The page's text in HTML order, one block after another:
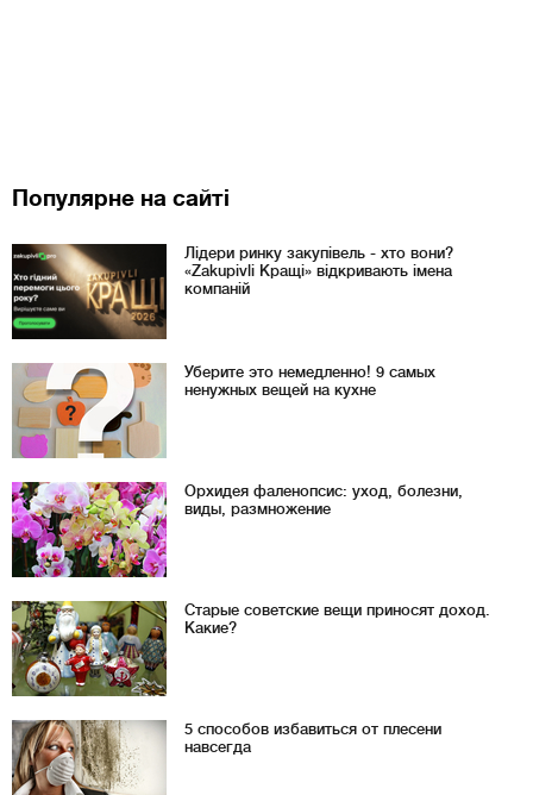
Популярне на сайті
Лідери ринку закупівель - хто вони?
«Zakupivli Кращі» відкривають імена
компаній
Уберите это немедленно! 9 самых
ненужных вещей на кухне
Орхидея фаленопсис: уход, болезни,
виды, размножение
Старые советские вещи приносят доход.
Какие?
5 способов избавиться от плесени
навсегда